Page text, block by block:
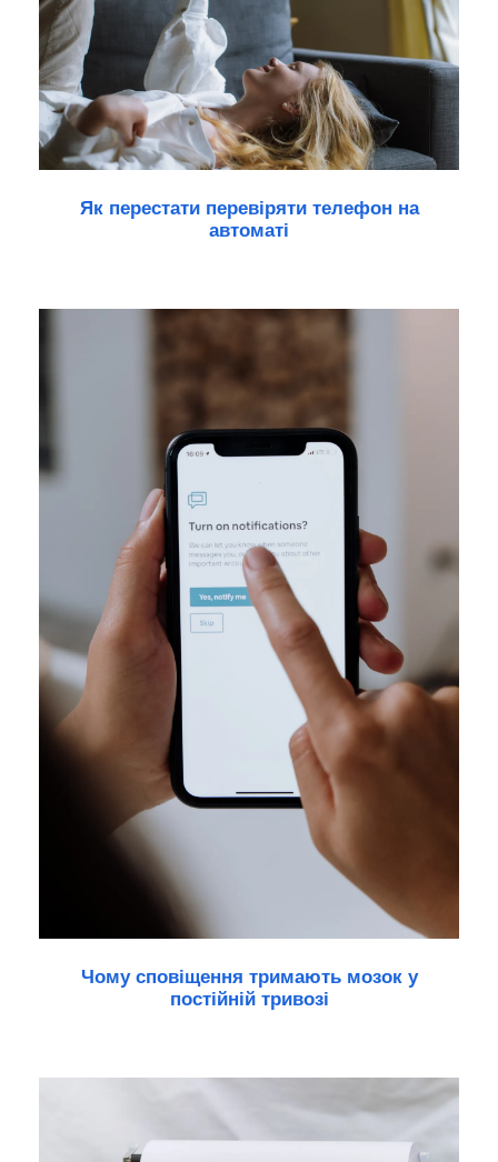
Як перестати перевіряти телефон на
автоматі
Чому сповіщення тримають мозок у
постійній тривозі